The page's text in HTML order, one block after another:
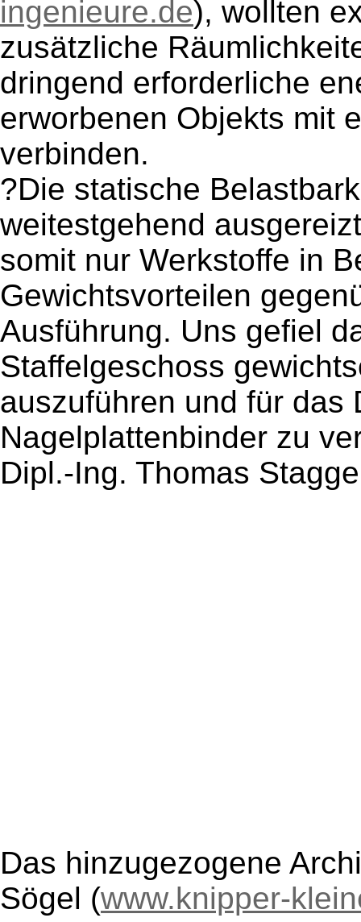
ingenieure.de), wollten
zusätzliche
dringend erforderliche
erworbenen Objekts mit
verbinden.
?Die statische
weitestgehend
somit nur Werkstoffe in
Gewichtsvorteilen
Ausführung. Uns gefiel
Staffelgeschoss
auszuführen und für das
Nagelplattenbinder zu
Dipl.-Ing. Thomas
Das hinzugezogene
Sögel (www.knipper-